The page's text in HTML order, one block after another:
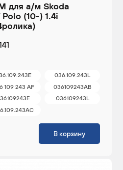
для а/м Skoda
(10-) 1.4i
036.109.243L
109 243 AF
036109243AB
036109243L
В корзину